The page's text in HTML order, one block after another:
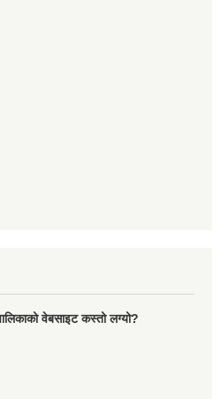
वेबसाइट कस्तो लग्यो?